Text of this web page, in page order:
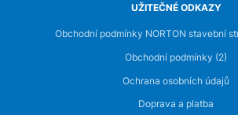
UŽITEČNÉ ODKAZY
Obchodní podmínky NORTON stavební
Obchodní podmínky (2)
Ochrana osobních údajů
Doprava a platba